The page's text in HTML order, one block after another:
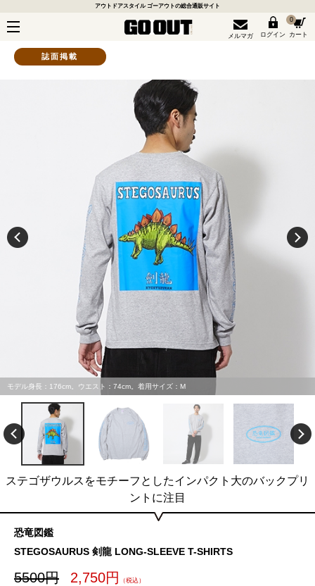
アウトドアスタイル ゴーアウトの総合通販サイト
メルマガ ログイン
0
カート
誌面掲載
モデル身長：176cm。ウエスト：74cm。着用サイズ：M
ステゴザウルスをモチーフとしたインパクト大のバックプリ
ントに注目
恐竜図鑑
STEGOSAURUS 剣龍 LONG-SLEEVE T-SHIRTS
5500円 2,750円 （税込）